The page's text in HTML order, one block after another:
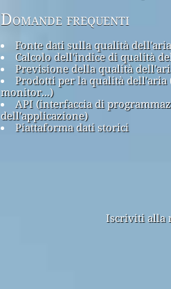
Domande frequenti
Fonte dati sulla qualità dell'aria
Calcolo dell'indice di qualità
Previsione della qualità
Prodotti per la qualità dell'aria
monitor...)
API (interfaccia di
dell'applicazione)
Piattaforma dati storici
Iscriviti alla